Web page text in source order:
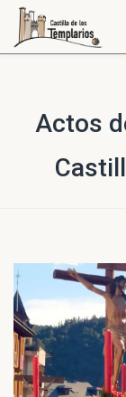
Actos